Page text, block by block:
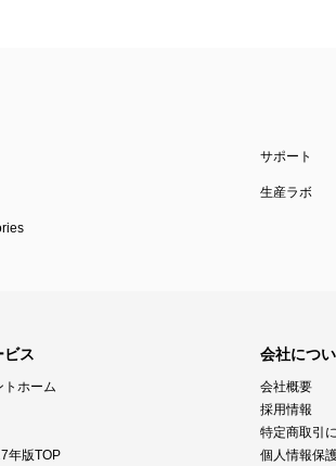
サポート
生産ラボ
ビス
トホーム
年版TOP
会社につ
会社概要
採用情報
特定商取引
個人情報保